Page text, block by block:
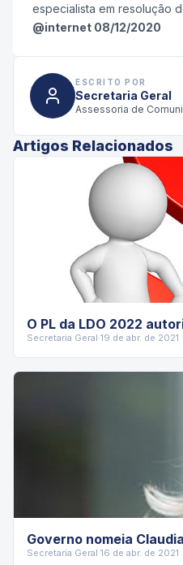
especialista em resolução
@internet 08/12/2020
ESCRITO POR
Secretaria Geral
Assessoria de
Artigos Relacionados
O PL da LDO 2022
Secretaria Geral·19 de abr. de 2021
Governo nomeia
Secretaria Geral·16 de abr. de 2021